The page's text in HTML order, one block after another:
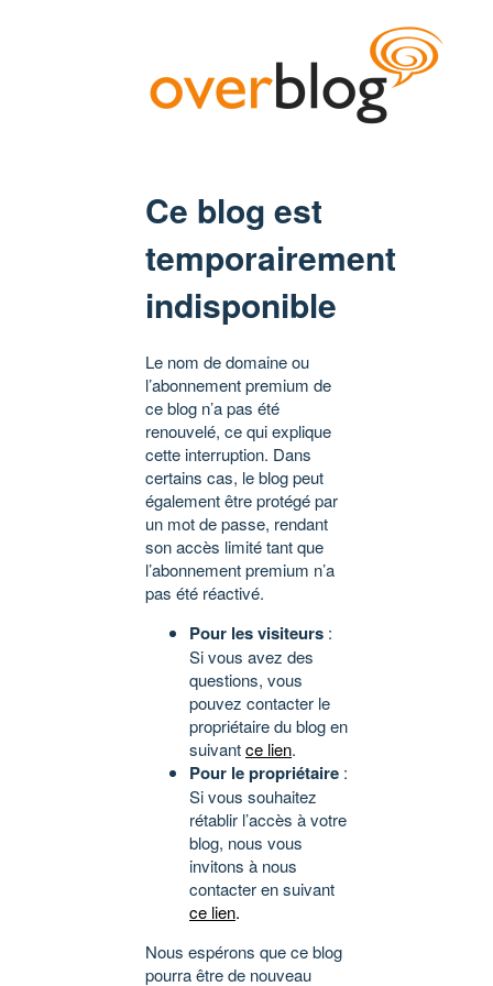
Ce blog est
temporairement
indisponible
Le nom de domaine ou
l’abonnement premium de
ce blog n’a pas été
renouvelé, ce qui explique
cette interruption. Dans
certains cas, le blog peut
également être protégé par
un mot de passe, rendant
son accès limité tant que
l’abonnement premium n’a
pas été réactivé.
Pour les visiteurs :
Si vous avez des
questions, vous
pouvez contacter le
propriétaire du blog en
suivantce lien.
Pour le propriétaire :
Si vous souhaitez
rétablir l’accès à votre
blog, nous vous
invitons à nous
contacter en suivant
ce lien.
Nous espérons que ce blog
pourra être de nouveau